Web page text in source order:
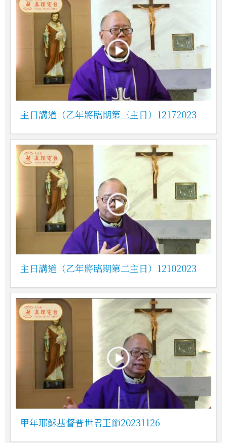
主日講道（乙年將臨期第三主日）12172023
主日講道（乙年將臨期第二主日）12102023
甲年耶穌基督普世君王節20231126